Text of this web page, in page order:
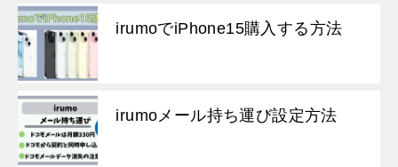
irumoでiPhone15購入する方法
irumoメール持ち運び設定方法